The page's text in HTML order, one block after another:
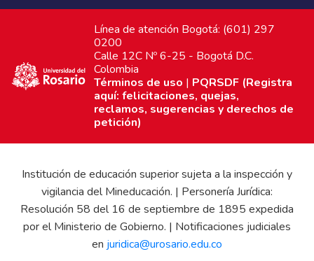
Línea de atención Bogotá: (601) 297
0200
Calle 12C Nº 6-25 - Bogotá D.C.
Colombia
Términos de uso | PQRSDF (Registra
aquí: felicitaciones, quejas,
reclamos, sugerencias y derechos de
petición)
Institución de educación superior sujeta a la inspección y
vigilancia del Mineducación. | Personería Jurídica:
Resolución 58 del 16 de septiembre de 1895 expedida
por el Ministerio de Gobierno. | Notificaciones judiciales
en juridica@urosario.edu.co